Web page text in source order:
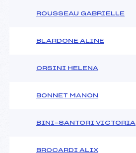
ROUSSEAU GABRIELLE
BLARDONE ALINE
ORSINI HELENA
BONNET MANON
BINI–SANTORI VICTORIA
BROCARDI ALIX